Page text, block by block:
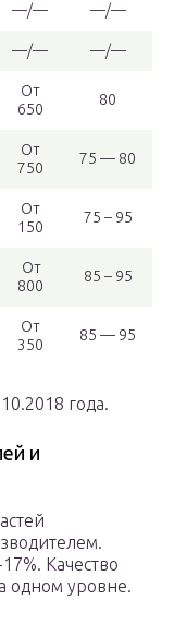
—/— —/—
—/— —/—
От
650
80
От
750
75 — 80
От
150
75 – 95
От
800
85 – 95
От
350
85 — 95
года.
и
Качество
одном уровне.